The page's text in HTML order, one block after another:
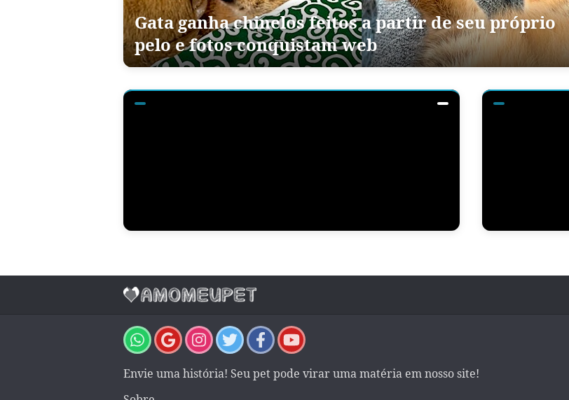
Gata ganha chinelos feitos a partir de seu próprio
pelo e fotos conquistam web
Envie uma história! Seu pet pode virar uma matéria em nosso site!